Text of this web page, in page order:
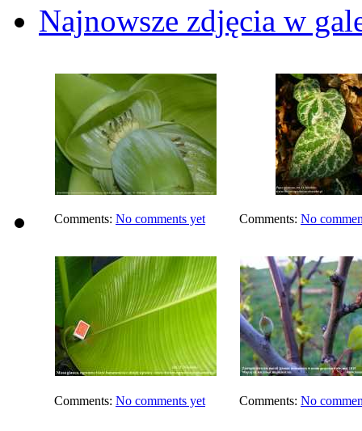
Najnowsze zdjęcia w
Comments: No comments yet Comments: No
Comments: No comments yet Comments: No